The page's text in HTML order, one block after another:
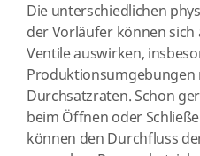
Die unterschiedlichen
der Vorläufer können
Ventile auswirken,
Produktionsumgebungen
Durchsatzraten. Schon
beim Öffnen oder
können den Durchfluss